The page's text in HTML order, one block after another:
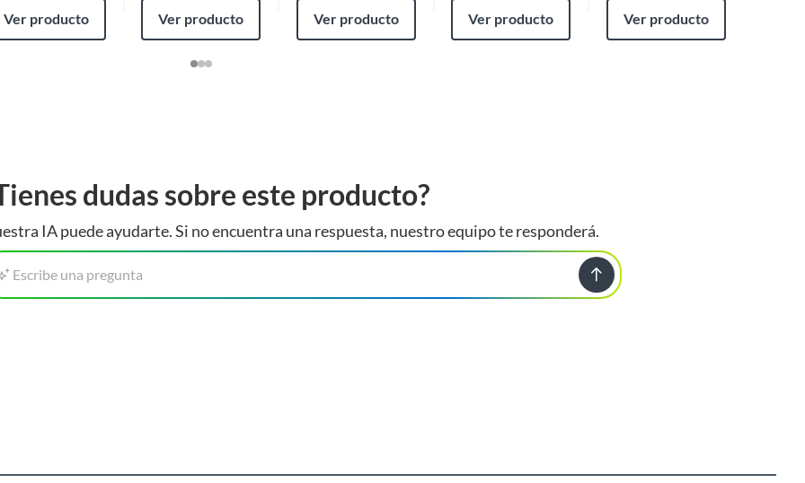
Ver producto Ver producto Ver producto Ver producto Ver producto
dudas sobre este producto?
IA puede ayudarte. Si no encuentra una respuesta, nuestro equipo te responderá.
Escribe una pregunta